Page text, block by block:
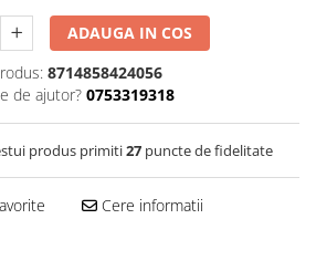
ADAUGA IN COS
8714858424056
de ajutor? 0753319318
produs primiti27puncte de fidelitate
Cere informatii